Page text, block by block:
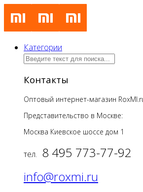
Категории
Контакты
Оптовый интернет-магазин
Представительство в Москве:
Москва Киевское шоссе дом 1
тел. 8 495 773-77-92
info@roxmi.ru